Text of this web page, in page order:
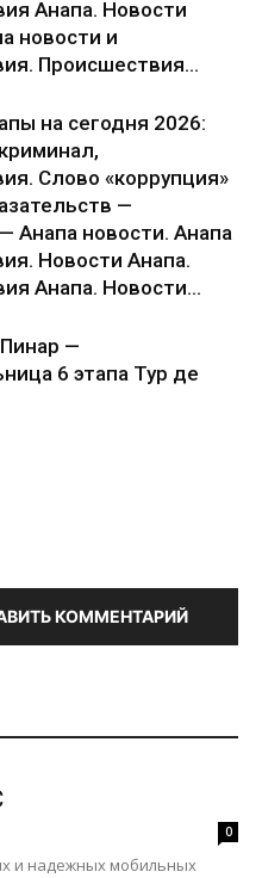
Анапа. Новости
новости и
Происшествия...
на сегодня 2026:
Слово «коррупция»
—
Анапа новости. Анапа
Новости Анапа.
Анапа. Новости...
—
6 этапа Тур де
КОММЕНТАРИЙ
0
и надежных мобильных